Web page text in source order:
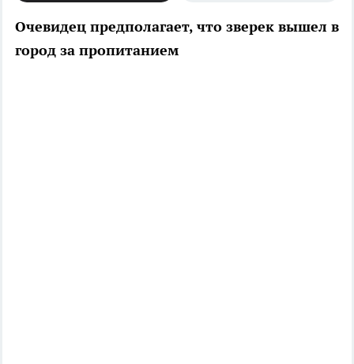
Очевидец предполагает, что зверек вышел в
город за пропитанием